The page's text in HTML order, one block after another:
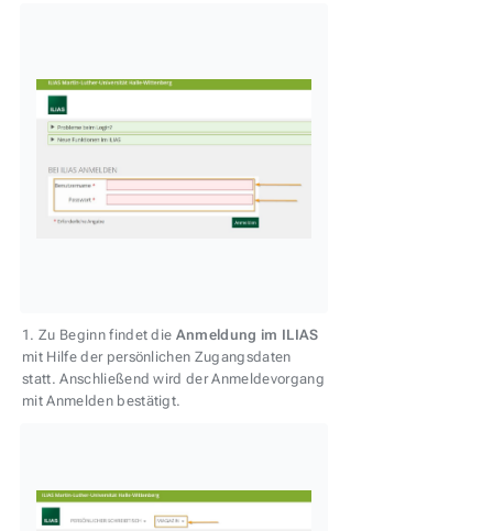
1. Zu Beginn findet die Anmeldung im ILIAS
mit Hilfe der persönlichen Zugangsdaten
statt. Anschließend wird der Anmeldevorgang
mit Anmelden bestätigt.